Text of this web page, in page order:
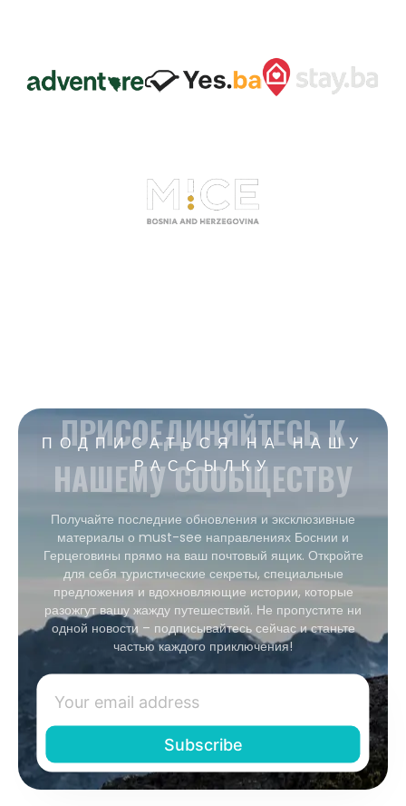
ПОДПИСАТЬСЯ НА НАШУ
РАССЫЛКУ
ПРИСОЕДИНЯЙТЕСЬ К
НАШЕМУ СООБЩЕСТВУ
Получайте последние обновления и эксклюзивные
материалы о must-see направлениях Боснии и
Герцеговины прямо на ваш почтовый ящик. Откройте
для себя туристические секреты, специальные
предложения и вдохновляющие истории, которые
разожгут вашу жажду путешествий. Не пропустите ни
одной новости – подписывайтесь сейчас и станьте
частью каждого приключения!